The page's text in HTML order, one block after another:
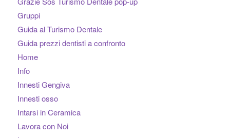
Gruppi
Guida al Turismo Dentale
Guida prezzi dentisti a confronto
Home
Info
Innesti Gengiva
Innesti osso
Intarsi in Ceramica
Lavora con Noi